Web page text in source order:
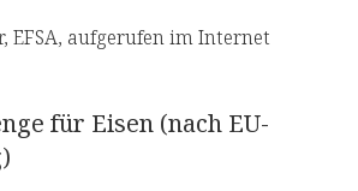
EFSA, aufgerufen im Internet
für Eisen (nach EU-